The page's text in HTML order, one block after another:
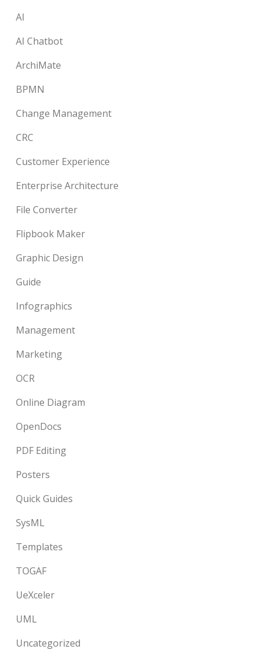
AI
AI Chatbot
ArchiMate
BPMN
Change Management
CRC
Customer Experience
Enterprise Architecture
File Converter
Flipbook Maker
Graphic Design
Guide
Infographics
Management
Marketing
OCR
Online Diagram
OpenDocs
PDF Editing
Posters
Quick Guides
SysML
Templates
TOGAF
UeXceler
UML
Uncategorized